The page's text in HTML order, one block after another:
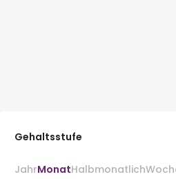
Gehaltsstufe
JahrMonatHalbmonatlich